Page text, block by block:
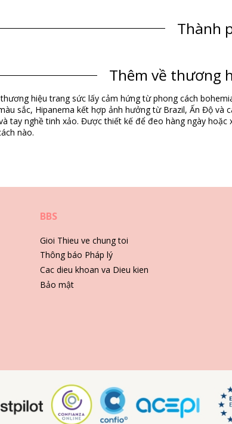
Thành
Thông tin
kiện khác không đi kèm)
hộp đựng.
sức sau mỗi lần đeo.
biệt, tốt nhất nên sử dụng hộp có lót vải.
Thêm về thương
hiệu trang sức lấy cảm hứng từ phong cách
sắc, Hipanema kết hợp ảnh hưởng từ Brazil, Ấn Độ
tay nghề tinh xảo. Được thiết kế để đeo hàng ngày
nào.
BBS
Gioi Thieu ve chung toi
Thông báo Pháp lý
Cac dieu khoan va Dieu kien
Bảo mật